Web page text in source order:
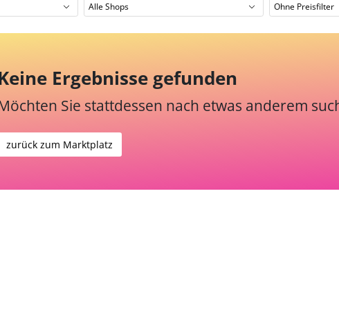
Alle Shops Ohne Preisfilter
Ergebnisse gefunden
Sie stattdessen nach etwas anderem
zurück zum Marktplatz